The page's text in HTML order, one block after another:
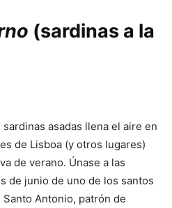
(sardinas a la
asadas llena el aire en
de Lisboa (y otros lugares)
de verano. Únase a las
de junio de uno de los santos
Antonio, patrón de